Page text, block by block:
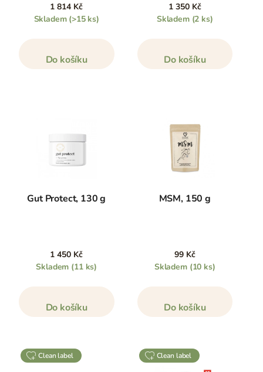
1 814 Kč
Skladem (>15 ks)
Do košíku
1 350 Kč
Skladem (2 ks)
Do košíku
Gut Protect, 130 g
1 450 Kč
Skladem (11 ks)
Do košíku
MSM, 150 g
99 Kč
Skladem (10 ks)
Do košíku
clean label clean label